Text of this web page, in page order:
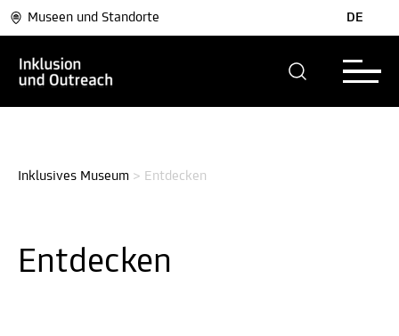
Museen und Standorte DE
Inklusives Museum > Entdecken
Entdecken